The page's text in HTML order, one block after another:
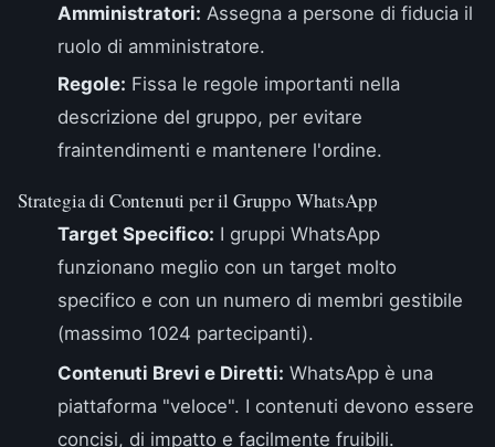
Amministratori: Assegna a persone di fiducia il
ruolo di amministratore.
Regole: Fissa le regole importanti nella
descrizione del gruppo, per evitare
fraintendimenti e mantenere l'ordine.
Strategia di Contenuti per il Gruppo WhatsApp
Target Specifico: I gruppi WhatsApp
funzionano meglio con un target molto
specifico e con un numero di membri gestibile
(massimo 1024 partecipanti).
Contenuti Brevi e Diretti: WhatsApp è una
piattaforma "veloce". I contenuti devono essere
concisi, di impatto e facilmente fruibili.